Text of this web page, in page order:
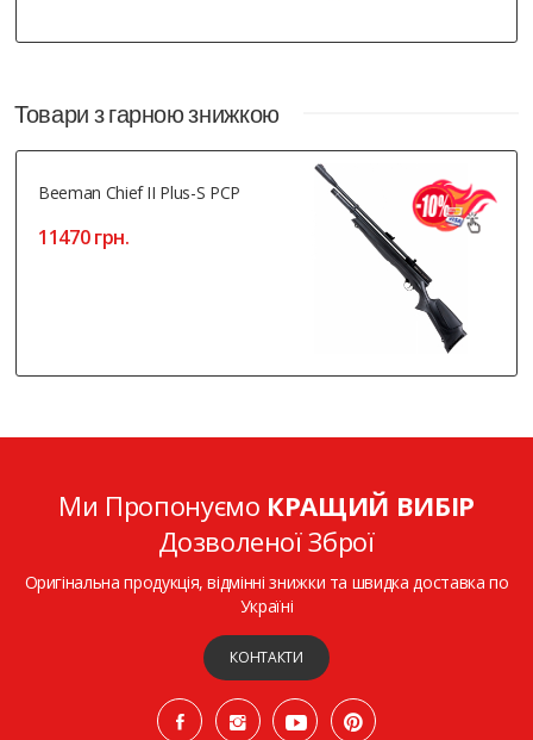
Товари з гарною знижкою
Beeman Chief II Plus-S PCP
11470 грн.
Ми Пропонуємо КРАЩИЙ ВИБІР
Дозволеної Зброї
Оригінальна продукція, відмінні знижки та швидка доставка по
Україні
КОНТАКТИ